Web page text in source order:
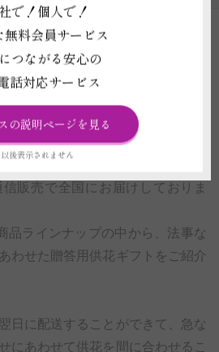
｜豊富な実績と品質で選ばれ
®
ビジネスフラワー®では、大切な
員のご家族へ贈る枕花や仏壇花は
信販売で全国にお届けしておりま
品ラインナップの中から、法事な
わせた贈答用供花ギフトをご紹介
日に配送することができて、急な
にあわせて供花を間に合わせるこ
で！個人で！
無料会員サービス
つながる安心の
話対応サービス
の説明ページを見る
以後表示されません